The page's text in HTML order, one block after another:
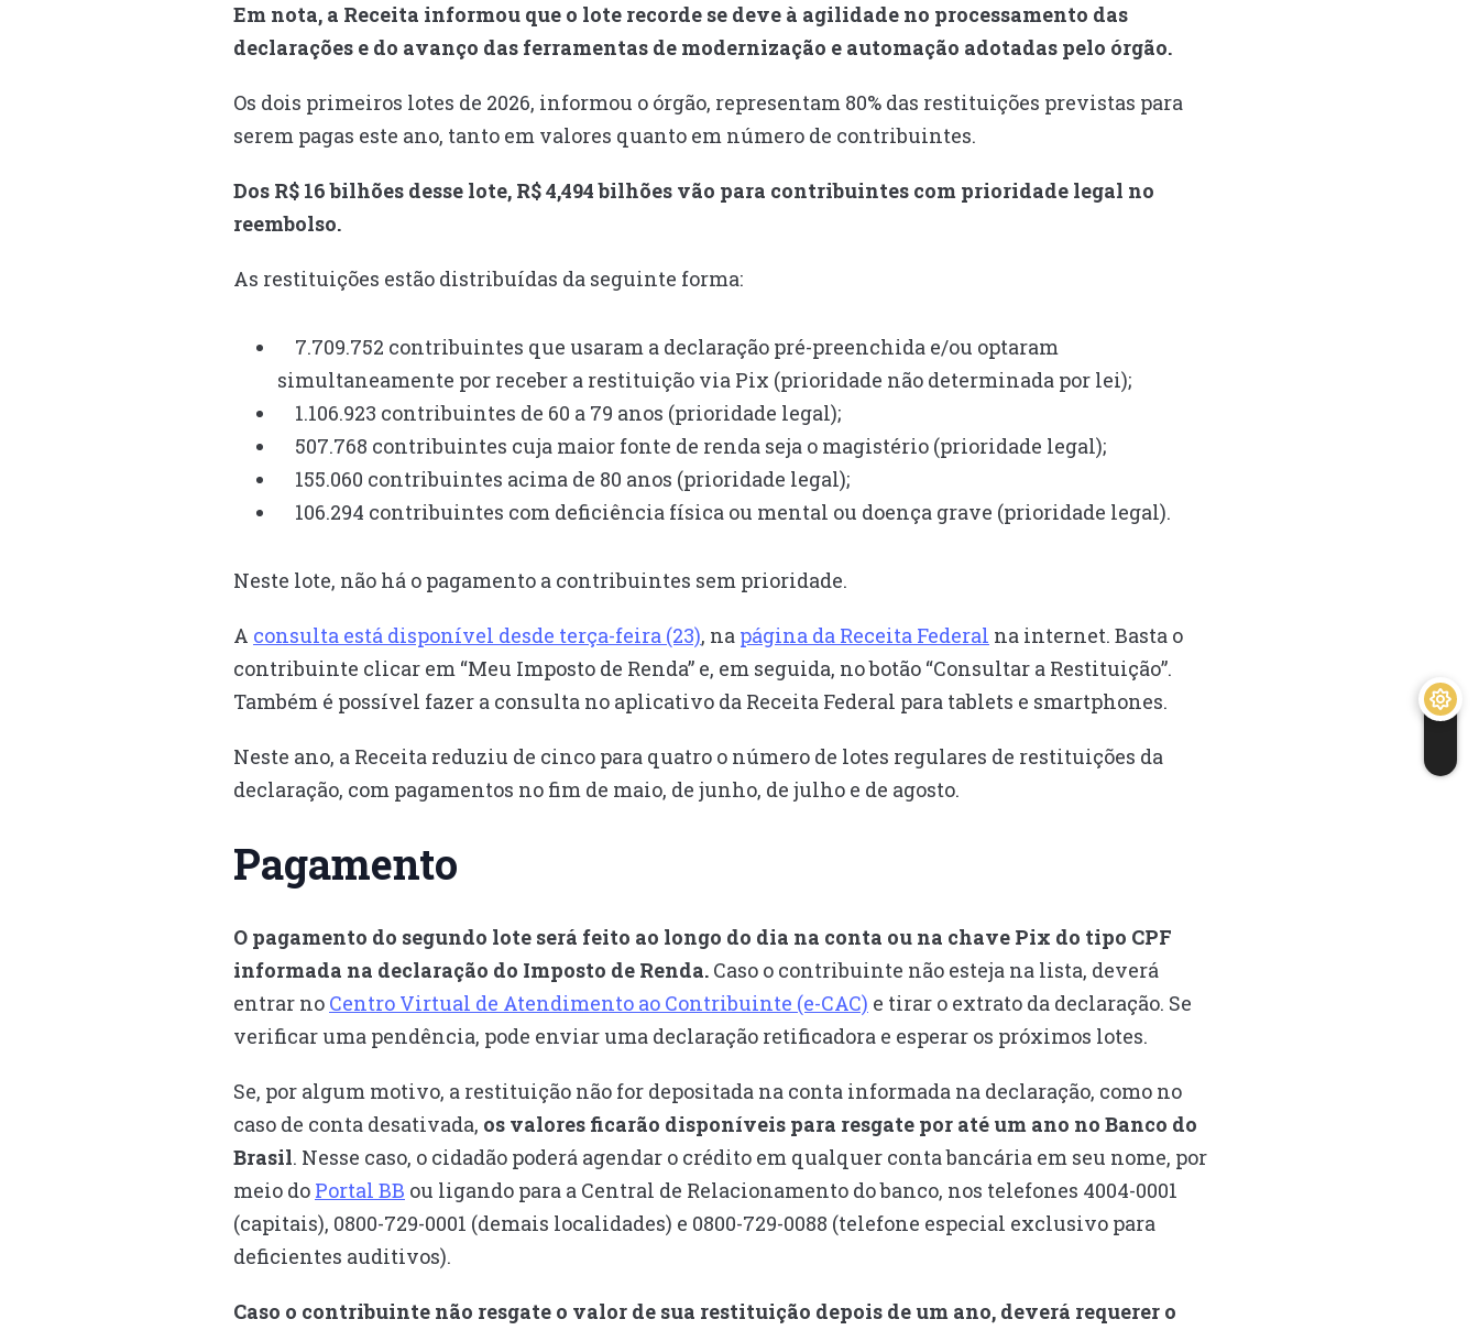
Em nota, a Receita informou que o lote recorde se deve à agilidade no processamento das
declarações e do avanço das ferramentas de modernização e automação adotadas pelo órgão.
Os dois primeiros lotes de 2026, informou o órgão, representam 80% das restituições previstas para
serem pagas este ano, tanto em valores quanto em número de contribuintes.
Dos R$ 16 bilhões desse lote, R$ 4,494 bilhões vão para contribuintes com prioridade legal no
reembolso.
As restituições estão distribuídas da seguinte forma:
7.709.752 contribuintes que usaram a declaração pré-preenchida e/ou optaram
simultaneamente por receber a restituição via Pix (prioridade não determinada por lei);
1.106.923 contribuintes de 60 a 79 anos (prioridade legal);
507.768 contribuintes cuja maior fonte de renda seja o magistério (prioridade legal);
155.060 contribuintes acima de 80 anos (prioridade legal);
106.294 contribuintes com deficiência física ou mental ou doença grave (prioridade legal).
Neste lote, não há o pagamento a contribuintes sem prioridade.
A consulta está disponível desde terça-feira (23), na página da Receita Federal na internet. Basta o
contribuinte clicar em “Meu Imposto de Renda” e, em seguida, no botão “Consultar a Restituição”.
Também é possível fazer a consulta no aplicativo da Receita Federal para tablets e smartphones.
Neste ano, a Receita reduziu de cinco para quatro o número de lotes regulares de restituições da
declaração, com pagamentos no fim de maio, de junho, de julho e de agosto.
Pagamento
O pagamento do segundo lote será feito ao longo do dia na conta ou na chave Pix do tipo CPF
informada na declaração do Imposto de Renda. Caso o contribuinte não esteja na lista, deverá
entrar no Centro Virtual de Atendimento ao Contribuinte (e-CAC) e tirar o extrato da declaração. Se
verificar uma pendência, pode enviar uma declaração retificadora e esperar os próximos lotes.
Se, por algum motivo, a restituição não for depositada na conta informada na declaração, como no
caso de conta desativada, os valores ficarão disponíveis para resgate por até um ano no Banco do
Brasil. Nesse caso, o cidadão poderá agendar o crédito em qualquer conta bancária em seu nome, por
meio do Portal BB ou ligando para a Central de Relacionamento do banco, nos telefones 4004-0001
(capitais), 0800-729-0001 (demais localidades) e 0800-729-0088 (telefone especial exclusivo para
deficientes auditivos).
Caso o contribuinte não resgate o valor de sua restituição depois de um ano, deverá requerer o